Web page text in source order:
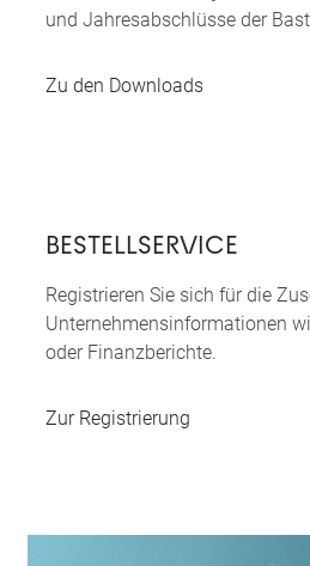
und Jahres­abschlüsse der
Zu den Downloads
BESTELLSERVICE
Registrieren Sie sich für die
Unternehmens­informationen
oder Finanzberichte.
Zur Registrierung